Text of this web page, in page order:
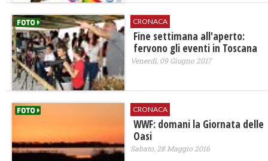
CRONACA
Fine settimana all'aperto:
fervono gli eventi in Toscana
Venerdì, 09 Giugno 2017
CRONACA
WWF: domani la Giornata delle
Oasi
Sabato, 28 Maggio 2016